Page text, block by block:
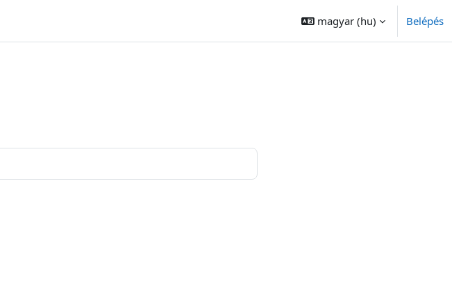
magyar ‎(hu)‎ Belépés